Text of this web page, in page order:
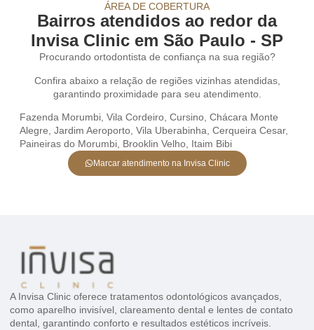
ÁREA DE COBERTURA
Bairros atendidos ao redor da
Invisa Clinic em São Paulo - SP
Procurando ortodontista de confiança na sua região?
Confira abaixo a relação de regiões vizinhas atendidas,
garantindo proximidade para seu atendimento.
Fazenda Morumbi Vila Cordeiro Cursino Chácara Monte
Alegre Jardim Aeroporto Vila Uberabinha Cerqueira Cesar,
Paineiras do Morumbi Brooklin Velho Itaim Bibi
Marcar atendimento na Invisa Clinic
A Invisa Clinic oferece tratamentos odontológicos avançados,
como aparelho invisível, clareamento dental e lentes de contato
dental, garantindo conforto e resultados estéticos incríveis.